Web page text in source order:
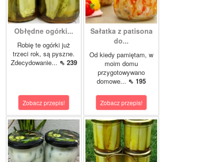
Obłędne ogórki...
Robię te ogórki już
trzeci rok, są pyszne.
Zdecydowanie... ⇖ 239
Zobacz przepis!
Sałatka z patisona
do...
Od kiedy pamiętam, w
moim domu
przygotowywano
domowe... ⇖ 195
Zobacz przepis!